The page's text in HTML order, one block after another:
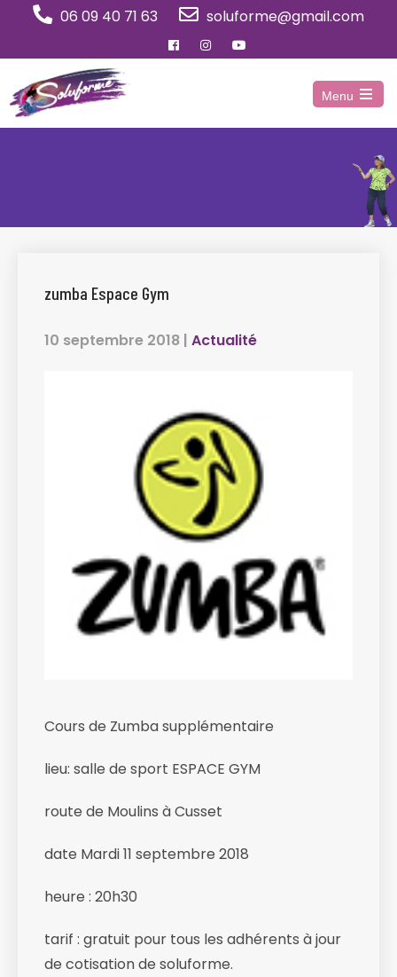
06 09 40 71 63 soluforme@gmail.com
Menu
Open
menu
zumba Espace Gym
10 septembre 2018 | Actualité
Cours de Zumba supplémentaire
lieu: salle de sport ESPACE GYM
route de Moulins à Cusset
date Mardi 11 septembre 2018
heure : 20h30
tarif : gratuit pour tous les adhérents à jour
de cotisation de soluforme.
Panneau de gestion des cookies